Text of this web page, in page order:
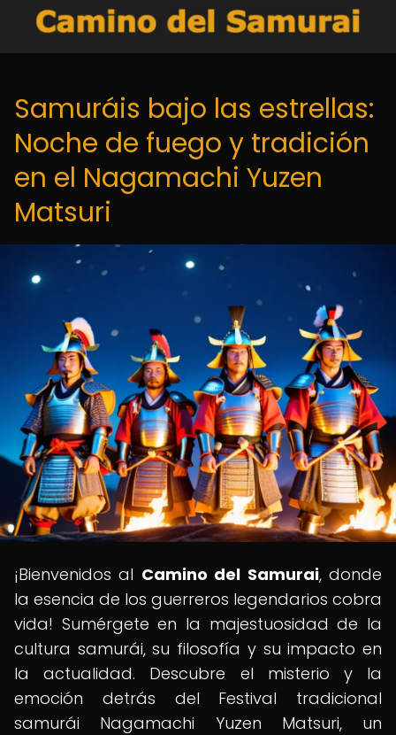
Samuráis bajo las estrellas:
Noche de fuego y tradición
en el Nagamachi Yuzen
Matsuri
¡Bienvenidos al Camino del Samurai, donde
la esencia de los guerreros legendarios cobra
vida! Sumérgete en la majestuosidad de la
cultura samurái, su filosofía y su impacto en
la actualidad. Descubre el misterio y la
emoción detrás del Festival tradicional
samurái Nagamachi Yuzen Matsuri, un